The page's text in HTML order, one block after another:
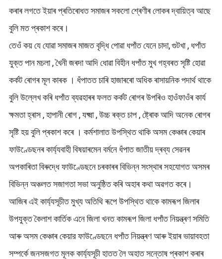
কৰাৰ লগতে ইয়াৰ প্ৰতিৰোধত সমাজৰ সকলো শ্ৰেণীৰ লোকৰ দ্বায়িত্ব আছে
বুলি মত প্ৰকাশ কৰে।
তেওঁ কয় যে যোৱা সমাজৰ মাজত বৃদ্ধি পোৱা ধপাঁত যেনে চাদা, গুটখা , ধপাঁত
যুক্ত পান মচলা , খৈনী জৰদা আদি ধোৱা বিহীন ধপাঁত মুখ গহ্বৰত সৃষ্টি হোৱা
কৰ্কট ৰোগৰ মূল কাৰক । ধঁপাতত চাৰি হাজাৰৰো অধিক ৰাসায়নিক পদাৰ্থ থাকে
বুলি উল্লেখ কৰি ধপাঁত ব্যৱহাৰৰ ফলত কৰ্কট ৰোগৰ উপৰিও হাওঁফাওঁৰ কাৰ্য
ক্ষমতা হ্ৰাস , হাপানী ৰোগ , যক্ষ্মা , উচ্চ ৰক্ত চাপ , ষ্ট্ৰোক আদি অনেক ৰোগৰ
সৃষ্টি হয় বুলি প্ৰকাশ কৰে । কৰ্মশালাত উপস্থিত থাকি অসম কেঞ্চাৰ কেয়াৰ
ফাউণ্ডেছনৰ কাৰ্য্যবাহী বিষয়াৰমেন বৰ্মনে ধঁপাত জাতীয় দ্ৰব্য সেৱনৰ
অপকাৰিতা বিৰুদ্ধে ফাউণ্ডেছনে চৰকাৰৰ বিভিন্ন সংস্থাৰ সহযোগত অসমৰ
বিভিন্ন অঞ্চলত সজাগতা সভা অনুষ্ঠিত কৰি অহাৰ কথা অৱগত কৰে।
আজিৰ এই কাৰ্য্যসূচীত মুখ্য অতিথি ৰূপে উপস্থিত থাকে কামৰূপ জিলাৰ
উপযুক্ত কৈলাশ কাৰ্তিক এনে জিলা খনত কামৰূপ জিলা ধপাঁত নিয়ন্ত্ৰণ সমিতি
আৰু অসম কেঞ্চাৰ কেয়ার ফাউণ্ডেছনে ধপাঁত নিয়ন্ত্ৰণ আৰু ইয়াৰ ভায়াবহতা
সম্পৰ্কে জনসজগত মূলক কাৰ্য্যসূচী হাতত লৈ অহাত সন্তোষ প্ৰকাশ কৰাৰ